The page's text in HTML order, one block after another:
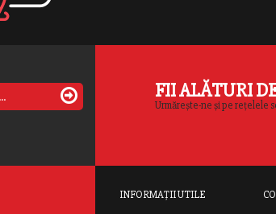
FII ALĂTURI
Urmărește-ne și pe rețelele
INFORMAȚII UTILE